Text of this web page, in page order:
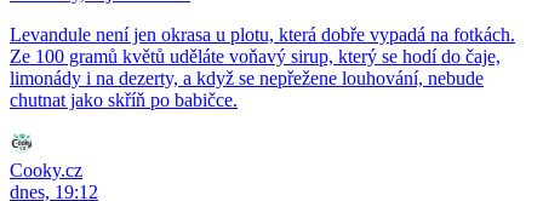
Levandule není jen okrasa u plotu, která dobře vypadá na fotkách.
Ze 100 gramů květů uděláte voňavý sirup, který se hodí do čaje,
limonády i na dezerty, a když se nepřežene louhování, nebude
chutnat jako skříň po babičce.
Cooky.cz
dnes, 19:12